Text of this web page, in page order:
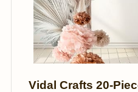
Vidal Crafts 20-